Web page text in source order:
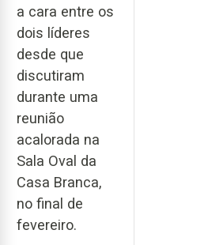
a cara entre os
dois líderes
desde que
discutiram
durante uma
reunião
acalorada na
Sala Oval da
Casa Branca,
no final de
fevereiro.